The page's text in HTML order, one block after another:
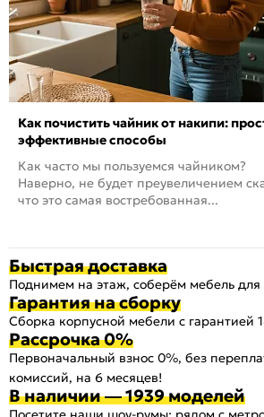
Как почистить чайник от накипи:
эффективные способы
Как часто мы пользуемся чайником?
Наверно, не будет преувеличением
что это самая востребованная...
Быстрая доставка
Поднимем на этаж, соберём мебель для
Гарантия на сборку
Сборка корпусной мебели с гарантией
Рассрочка 0%
Первоначальный взнос 0%, без
комиссий, на 6 месяцев!
В наличии — 1939 моделей